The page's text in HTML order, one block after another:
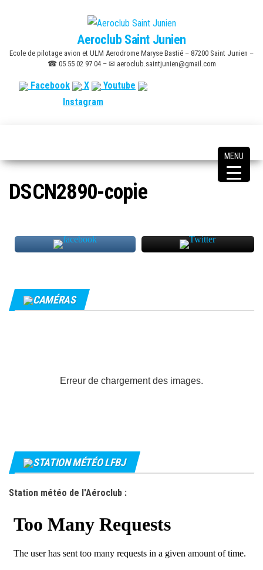
content
Aeroclub Saint Junien
Ecole de pilotage avion et ULM Aerodrome Maryse Bastié – 87200 Saint Junien –
☎ 05 55 02 97 04 – ✉ aeroclub.saintjunien@gmail.com
Facebook X
Youtube
Instagram
DSCN2890-copie
CAMÉRAS
Erreur de chargement des images.
STATION MÉTÉO LFBJ
Station météo de l'Aéroclub :
MENU